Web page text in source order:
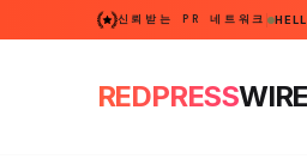
신뢰받는 PR 네트워크
REDPRESSWIRE